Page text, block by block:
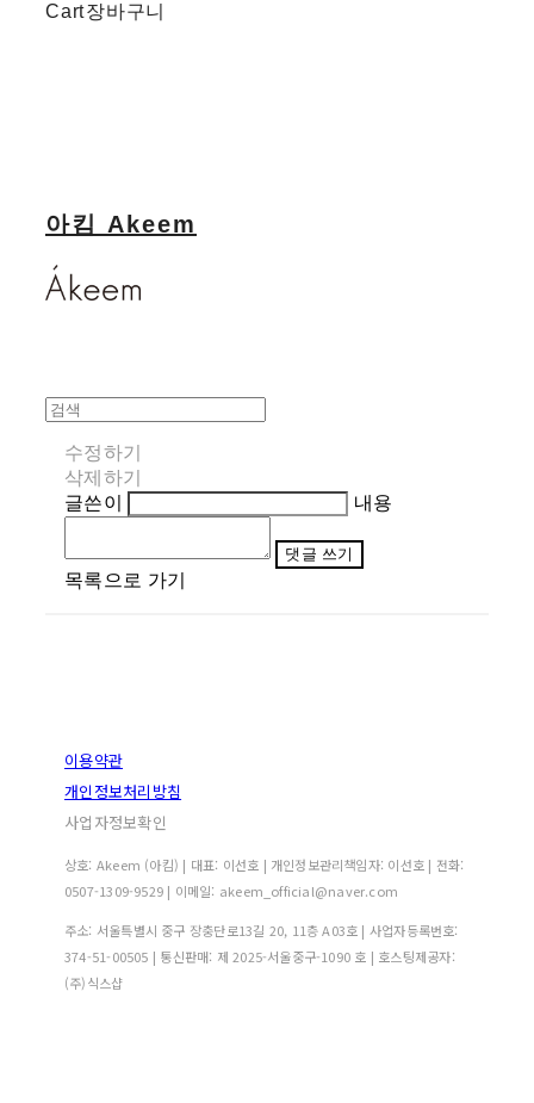
Cart장바구니
아킴 Akeem
수정하기
삭제하기
글쓴이
내용
댓글 쓰기
목록으로 가기
이용약관
개인정보처리방침
사업자정보확인
상호: Akeem (아킴) | 대표: 이선호 | 개인정보관리책임자: 이선호 | 전화:
0507-1309-9529 | 이메일: akeem_official@naver.com
주소: 서울특별시 중구 장충단로13길 20, 11층 A03호 | 사업자등록번호:
374-51-00505 | 통신판매: 제 2025-서울중구-1090 호 | 호스팅제공자:
(주)식스샵